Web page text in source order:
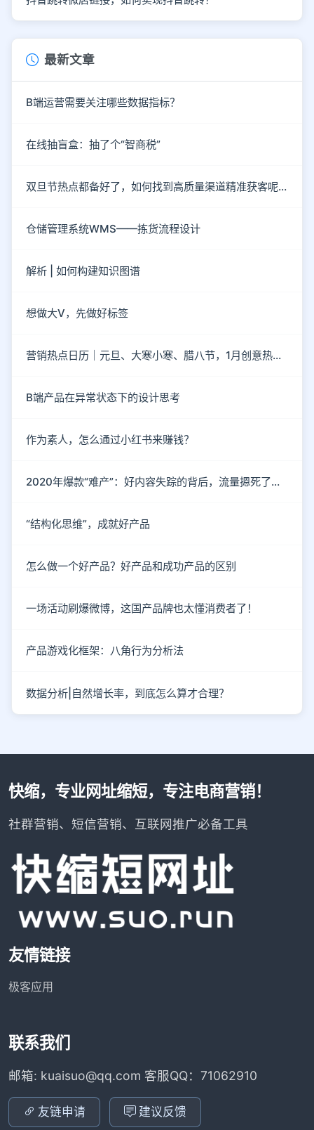
最新文章
B端运营需要关注哪些数据指标？
在线抽盲盒：抽了个“智商税”
双旦节热点都备好了，如何找到高质量渠道精准获客呢？
仓储管理系统WMS——拣货流程设计
解析 | 如何构建知识图谱
想做大V，先做好标签
营销热点日历｜元旦、大寒小寒、腊八节，1月创意热点都在这
B端产品在异常状态下的设计思考
作为素人，怎么通过小红书来赚钱？
2020年爆款“难产”：好内容失踪的背后，流量摁死了内容
“结构化思维”，成就好产品
怎么做一个好产品？好产品和成功产品的区别
一场活动刷爆微博，这国产品牌也太懂消费者了！
产品游戏化框架：八角行为分析法
数据分析|自然增长率，到底怎么算才合理？
快缩，专业网址缩短，专注电商营销！
社群营销、短信营销、互联网推广必备工具
友情链接
极客应用
联系我们
邮箱: kuaisuo@qq.com 客服QQ：71062910
友链申请 建议反馈